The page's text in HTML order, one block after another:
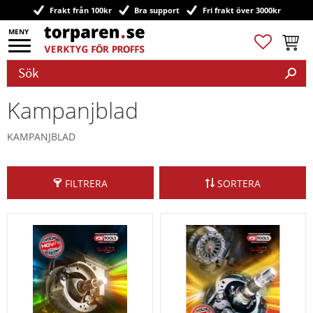
Meny
Frakt från 100kr Bra support Fri frakt över 3000kr
Favoriter
Kampanjblad
KAMPANJBLAD
FILTRERA SORTERA